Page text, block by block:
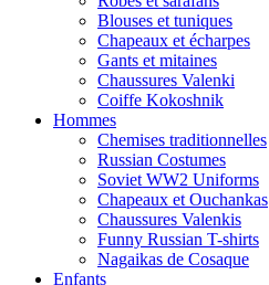
Blouses et tuniques
Chapeaux et écharpes
Gants et mitaines
Chaussures Valenki
Coiffe Kokoshnik
Hommes
Chemises traditionnelles
Russian Costumes
Soviet WW2 Uniforms
Chapeaux et Ouchankas
Chaussures Valenkis
Funny Russian T-shirts
Nagaikas de Cosaque
Enfants